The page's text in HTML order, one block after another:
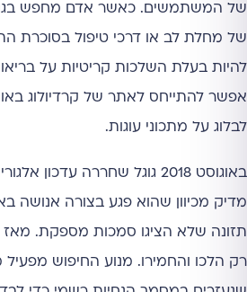
של המשתמשים. כאשר אדם מחפש
של מחלת לב או דרכי טיפול בסוכרת
להיות בעלת השלכות קריטיות על
אפשר להתייחס לאתר של קרדיולוג
לבלוג על מתכוני עוגות.
באוגוסט 2018 גוגל שחררה
מדיק מכיוון שהוא פגע בצורה אנושה
תזונה שלא הציגו סמכות מספקת.
רק הלכו והחמירו. מנוע החיפוש מפעיל